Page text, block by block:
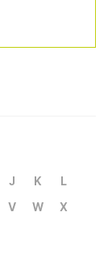
J K
L
V W
X